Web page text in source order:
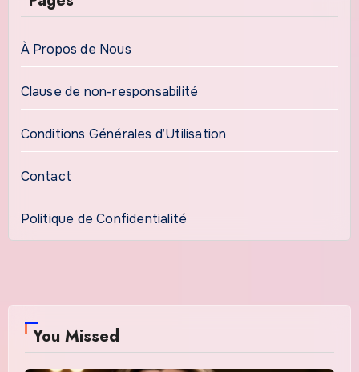
À Propos de Nous
Clause de non-responsabilité
Conditions Générales d’Utilisation
Contact
Politique de Confidentialité
You Missed